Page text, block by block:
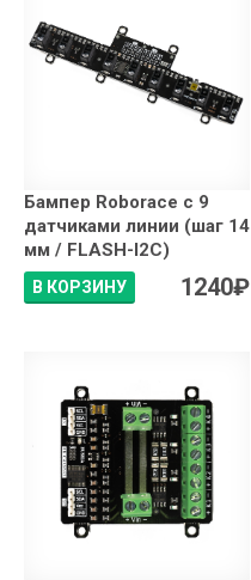
Бампер Roborace с 9
датчиками линии (шаг 14
мм / FLASH-I2C)
В КОРЗИНУ 1240₽